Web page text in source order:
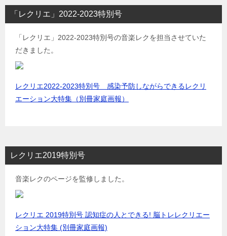
「レクリエ」2022-2023特別号
「レクリエ」2022-2023特別号の音楽レクを担当させていた
だきました。
レクリエ2022-2023特別号 感染予防しながらできるレクリ
エーション大特集（別冊家庭画報）
レクリエ2019特別号
音楽レクのページを監修しました。
レクリエ 2019特別号 認知症の人とできる! 脳トレレクリエー
ション大特集 (別冊家庭画報)